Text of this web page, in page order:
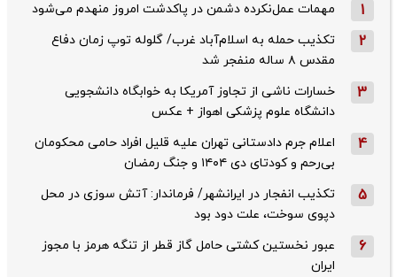
1 مهمات عمل‌نکرده دشمن در پاکدشت امروز منهدم می‌شود
2
تکذیب حمله به اسلام‌آباد غرب/ گلوله توپ زمان دفاع
مقدس ۸ ساله منفجر شد
3
خسارات ناشی از تجاوز آمریکا به خوابگاه دانشجویی
دانشگاه علوم پزشکی اهواز + عکس
4
اعلام جرم دادستانی تهران علیه قلیل افراد حامی محکومان
بی‌رحم و کودتای دی‌ ۱۴۰۴ و جنگ رمضان
5
تکذیب ‌انفجار در ایرانشهر/ فرماندار: آتش سوزی در محل
دپوی سوخت، علت دود بود
6
عبور نخستین کشتی حامل گاز قطر از تنگه هرمز با مجوز
ایران